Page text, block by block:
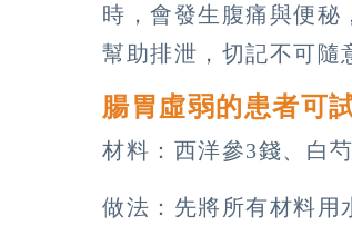
時，會發生腹痛與便秘
幫助排泄，切記不可隨
腸胃虛弱的患者可
材料：西洋參3錢、白
做法：先將所有材料用